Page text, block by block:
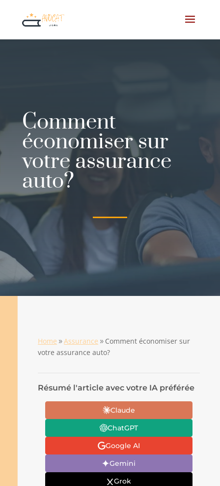
Comment
économiser sur
votre assurance
auto?
Home 9Assurance 9 Comment économiser sur
votre assurance auto?
Résumé l'article avec votre IA préférée
Claude
ChatGPT
Google AI
Gemini
Grok